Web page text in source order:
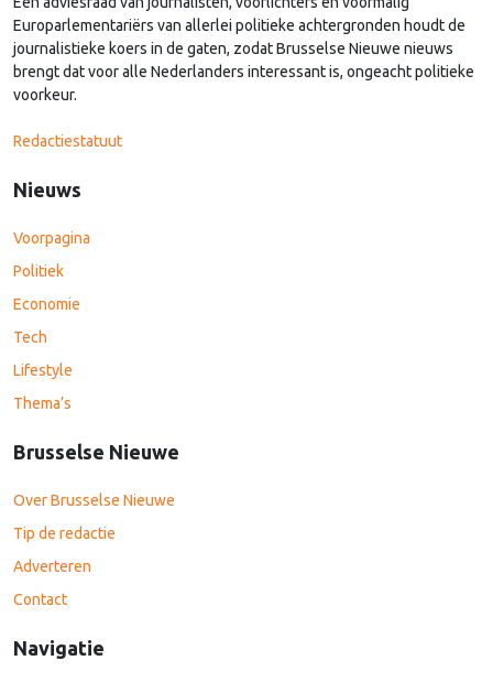
Europarlementariërs van allerlei politieke achtergronden houdt de
journalistieke koers in de gaten, zodat Brusselse Nieuwe nieuws
brengt dat voor alle Nederlanders interessant is, ongeacht politieke
voorkeur.
Redactiestatuut
Nieuws
Voorpagina
Politiek
Economie
Tech
Lifestyle
Thema’s
Brusselse Nieuwe
Over Brusselse Nieuwe
Tip de redactie
Adverteren
Contact
Navigatie